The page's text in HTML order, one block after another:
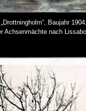
Baujahr
Achsenmächte nach